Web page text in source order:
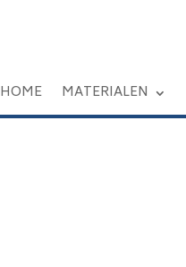
HOME MATERIALEN